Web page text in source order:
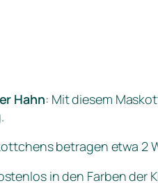
Hahn: Mit diesem
betragen etwa 2
in den Farben der